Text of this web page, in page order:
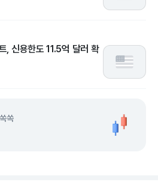
, 신용한도 11.5억 달러 확
쏙